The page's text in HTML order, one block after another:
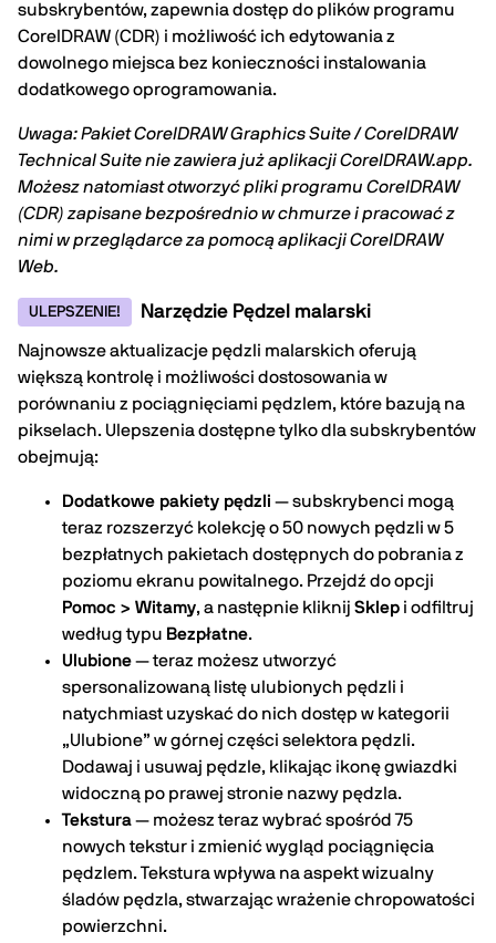
subskrybentów, zapewnia dostęp do plików programu
CorelDRAW (CDR) i możliwość ich edytowania z
dowolnego miejsca bez konieczności instalowania
dodatkowego oprogramowania.
Uwaga: Pakiet CorelDRAW Graphics Suite / CorelDRAW
Technical Suite nie zawiera już aplikacji CorelDRAW.app.
Możesz natomiast otworzyć pliki programu CorelDRAW
(CDR) zapisane bezpośrednio w chmurze i pracować z
nimi w przeglądarce za pomocą aplikacji CorelDRAW
Web.
ULEPSZENIE! Narzędzie Pędzel malarski
Najnowsze aktualizacje pędzli malarskich oferują
większą kontrolę i możliwości dostosowania w
porównaniu z pociągnięciami pędzlem, które bazują na
pikselach. Ulepszenia dostępne tylko dla subskrybentów
obejmują:
Dodatkowe pakiety pędzli — subskrybenci mogą
teraz rozszerzyć kolekcję o 50 nowych pędzli w 5
bezpłatnych pakietach dostępnych do pobrania z
poziomu ekranu powitalnego. Przejdź do opcji
Pomoc > Witamy, a następnie kliknij Sklep i odfiltruj
według typu Bezpłatne.
Ulubione— teraz możesz utworzyć
spersonalizowaną listę ulubionych pędzli i
natychmiast uzyskać do nich dostęp w kategorii
„Ulubione” w górnej części selektora pędzli.
Dodawaj i usuwaj pędzle, klikając ikonę gwiazdki
widoczną po prawej stronie nazwy pędzla.
Tekstura— możesz teraz wybrać spośród 75
nowych tekstur i zmienić wygląd pociągnięcia
pędzlem. Tekstura wpływa na aspekt wizualny
śladów pędzla, stwarzając wrażenie chropowatości
powierzchni.